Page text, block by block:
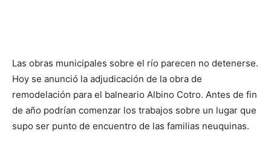
Las obras municipales sobre el río parecen no detenerse.
Hoy se anunció la adjudicación de la obra de
remodelación para el balneario Albino Cotro. Antes de fin
de año podrían comenzar los trabajos sobre un lugar que
supo ser punto de encuentro de las familias neuquinas.